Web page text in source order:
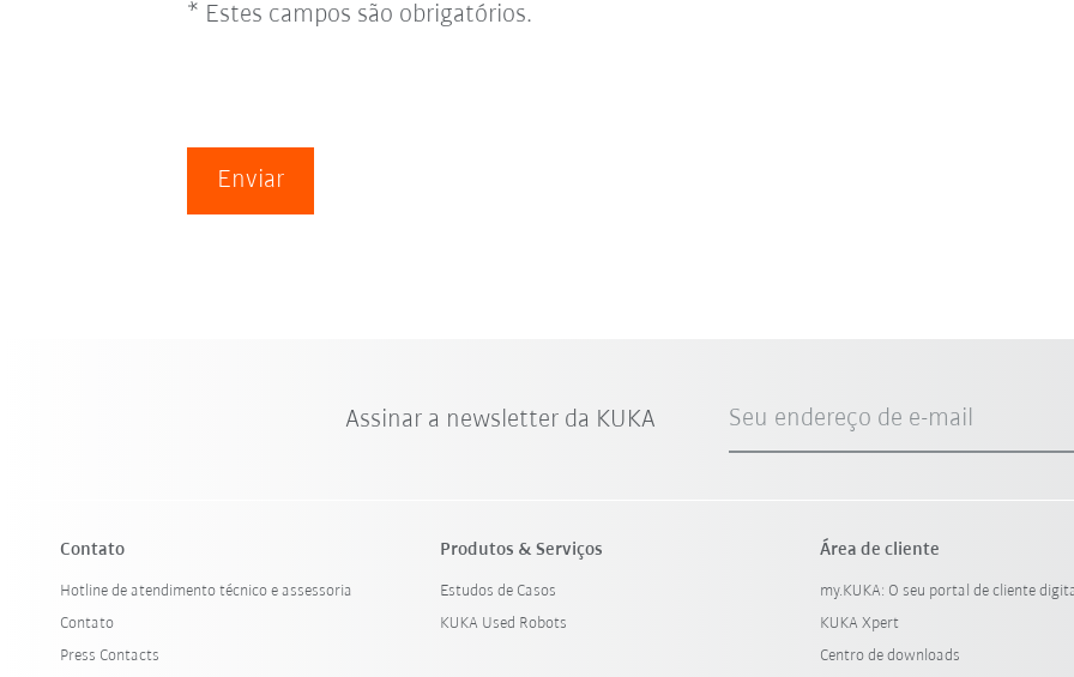
* Estes campos são obrigatórios.
Enviar
Assinar a newsletter da KUKA Seu endereço de e-mail
Contato
Hotline de atendimento técnico e assessoria
Contato
Press Contacts
Produtos & Serviços
Estudos de Casos
KUKA Used Robots
Área de cliente
my.KUKA: O seu portal de cliente
KUKA Xpert
Centro de downloads